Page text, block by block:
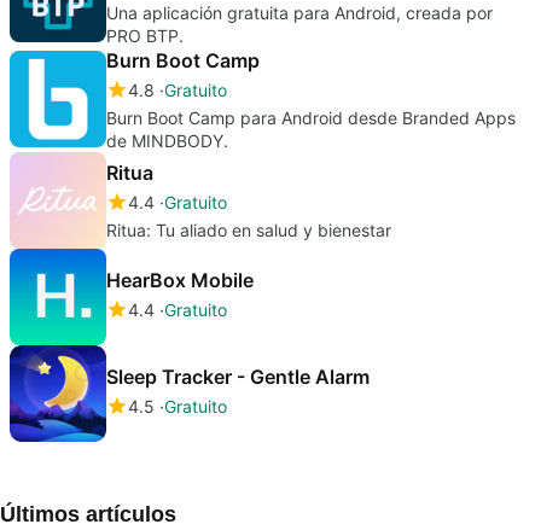
Una aplicación gratuita para Android, creada por
PRO BTP.
Burn Boot Camp
4.8 Gratuito
Burn Boot Camp para Android desde Branded Apps
de MINDBODY.
Ritua
4.4 Gratuito
Ritua: Tu aliado en salud y bienestar
HearBox Mobile
4.4 Gratuito
Sleep Tracker - Gentle Alarm
4.5 Gratuito
Últimos artículos